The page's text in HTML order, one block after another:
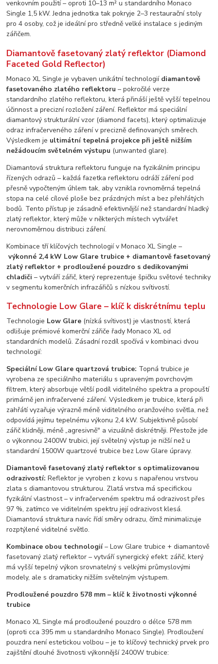
venkovním použití – oproti 10–13 m² u standardního Monaco
Single 1,5 kW. Jedna jednotka tak pokryje 2–3 restaurační stoly
pro 4 osoby, což je ideální pro středně velké instalace s jediným
zářičem.
Diamantově fasetovaný zlatý reflektor (Diamond
Faceted Gold Reflector)
Monaco XL Single je vybaven unikátní technologií diamantově
fasetovaného zlatého reflektoru – pokročilé verze
standardního zlatého reflektoru, která přináší ještě vyšší tepelnou
účinnost a precizní rozložení záření. Reflektor má speciální
diamantový strukturální vzor (diamond facets), který optimalizuje
odraz infračerveného záření v precizně definovaných směrech.
Výsledkem je ultimátní tepelná projekce při ještě nižším
nežádoucím světelném výstupu (unwanted glare).
Diamantová struktura reflektoru funguje na fyzikálním principu
řízených odrazů – každá fazetka reflektoru odráží záření pod
přesně vypočteným úhlem tak, aby vznikla rovnoměrná tepelná
stopa na celé cílové ploše bez prázdných míst a bez přehřátých
bodů. Tento přístup je zásadně efektivnější než standardní hladký
zlatý reflektor, který může v některých místech vytvářet
nerovnoměrnou distribuci záření.
Kombinace tří klíčových technologií v Monaco XL Single –
výkonné 2,4 kW Low Glare trubice + diamantově fasetovaný
zlatý reflektor + prodloužené pouzdro s dedikovanými
chladiči – vytváří zářič, který reprezentuje špičku světové techniky
v segmentu komerčních infrazářičů s nízkou svítivostí.
Technologie Low Glare – klíč k diskrétnímu teplu
Technologie Low Glare (nízká svítivost) je vlastností, která
odlišuje prémiové komerční zářiče řady Monaco XL od
standardních modelů. Zásadní rozdíl spočívá v kombinaci dvou
technologií:
Speciální Low Glare quartzová trubice: Topná trubice je
vyrobena ze speciálního materiálu s upraveným povrchovým
filtrem, který absorbuje větší podíl viditelného spektra a propouští
primárně jen infračervené záření. Výsledkem je trubice, která při
zahřátí vyzařuje výrazně méně viditelného oranžového světla, než
odpovídá jejímu tepelnému výkonu 2,4 kW. Subjektivně působí
zářič klidněji, méně „agresivně" a vizuálně diskrétněji. Přestože jde
o výkonnou 2400W trubici, její světelný výstup je nižší než u
standardní 1500W quartzové trubice bez Low Glare úpravy.
Diamantově fasetovaný zlatý reflektor s optimalizovanou
odrazivostí: Reflektor je vyroben z kovu s napařenou vrstvou
zlata s diamantovou strukturou. Zlatá vrstva má specifickou
fyzikální vlastnost – v infračerveném spektru má odrazivost přes
97 %, zatímco ve viditelném spektru její odrazivost klesá.
Diamantová struktura navíc řídí směry odrazu, čímž minimalizuje
rozptýlené viditelné světlo.
Kombinace obou technologií– Low Glare trubice + diamantově
fasetovaný zlatý reflektor – vytváří synergický efekt: zářič, který
má vyšší tepelný výkon srovnatelný s velkými průmyslovými
modely, ale s dramaticky nižším světelným výstupem.
Prodloužené pouzdro 578 mm – klíč k životnosti výkonné
trubice
Monaco XL Single má prodloužené pouzdro o délce 578 mm
(oproti cca 395 mm u standardního Monaco Single). Prodloužení
pouzdra není estetickou volbou – je to klíčový technický prvek pro
zajištění dlouhé životnosti výkonnější 2400W trubice: